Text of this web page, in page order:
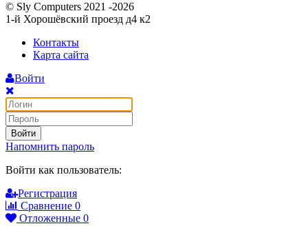
© Sly Computers 2021 -2026
1-й Хорошёвский проезд д4 к2
Контакты
Карта сайта
Войти
Войти
Напомнить пароль
Войти как пользователь:
Регистрация
Сравнение 0
Отложенные 0